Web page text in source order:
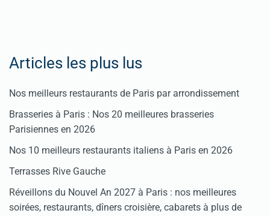
Articles les plus lus
Nos meilleurs restaurants de Paris par arrondissement
Brasseries à Paris : Nos 20 meilleures brasseries
Parisiennes en 2026
Nos 10 meilleurs restaurants italiens à Paris en 2026
Terrasses Rive Gauche
Réveillons du Nouvel An 2027 à Paris : nos meilleures
soirées, restaurants, dîners croisière, cabarets à plus de